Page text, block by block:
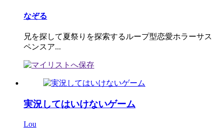
なぞる
兄を探して夏祭りを探索するループ型恋愛ホラーサス
ペンスア...
実況してはいけないゲーム
Lou